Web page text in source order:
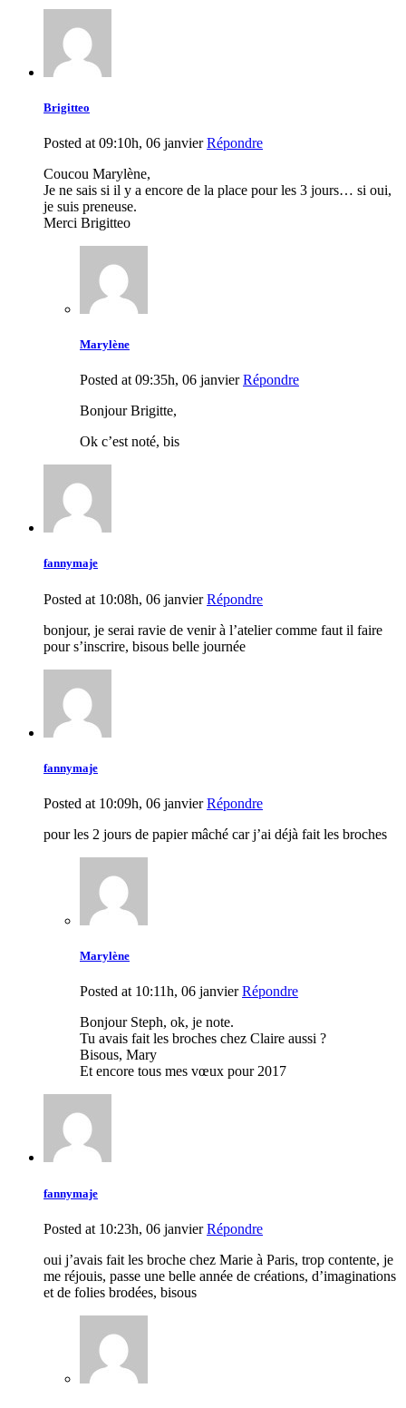
Brigitteo
Posted at 09:10h, 06 janvier Répondre
Coucou Marylène,
Je ne sais si il y a encore de la place pour les 3 jours… si oui,
je suis preneuse.
Merci Brigitteo
Marylène
Posted at 09:35h, 06 janvier Répondre
Bonjour Brigitte,
Ok c’est noté, bis
fannymaje
Posted at 10:08h, 06 janvier Répondre
bonjour, je serai ravie de venir à l’atelier comme faut il faire
pour s’inscrire, bisous belle journée
fannymaje
Posted at 10:09h, 06 janvier Répondre
pour les 2 jours de papier mâché car j’ai déjà fait les broches
Marylène
Posted at 10:11h, 06 janvier Répondre
Bonjour Steph, ok, je note.
Tu avais fait les broches chez Claire aussi ?
Bisous, Mary
Et encore tous mes vœux pour 2017
fannymaje
Posted at 10:23h, 06 janvier Répondre
oui j’avais fait les broche chez Marie à Paris, trop contente, je
me réjouis, passe une belle année de créations, d’imaginations
et de folies brodées, bisous